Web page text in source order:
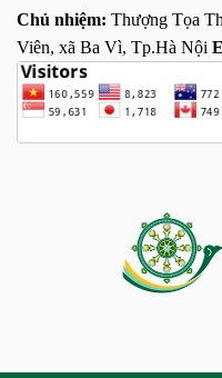
TUỔI
THẦY
PHẬT
CÔNG
PHẬT
TUỔI
Chủ nhiệm: Thượng Tọa
Viên, xã Ba Vì, Tp.Hà Nội